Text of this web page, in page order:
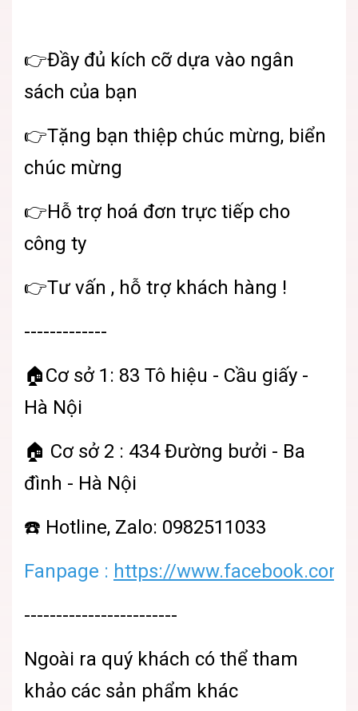
👉Đầy đủ kích cỡ dựa vào ngân
sách của bạn
👉Tặng bạn thiệp chúc mừng, biển
chúc mừng
👉Hỗ trợ hoá đơn trực tiếp cho
công ty
👉Tư vấn , hỗ trợ khách hàng !
-------------
🏠Cơ sở 1: 83 Tô hiệu - Cầu giấy -
Hà Nội
🏠 Cơ sở 2 : 434 Đường bưởi - Ba
đình - Hà Nội
☎️ Hotline, Zalo: 0982511033
Fanpage : https://
------------------------
Ngoài ra quý khách có thể tham
khảo các sản phẩm khác